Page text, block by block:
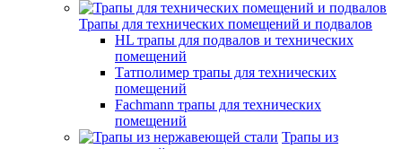
Трапы для технических помещений и подвалов
HL трапы для подвалов и технических
помещений
Татполимер трапы для технических
помещений
Fachmann трапы для технических
помещений
Трапы из